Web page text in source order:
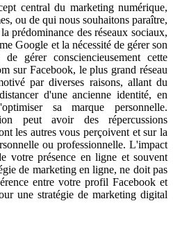
central du marketing numérique,
ou de qui nous souhaitons paraître,
prédominance des réseaux sociaux,
Google et la nécessité de gérer son
gérer consciencieusement cette
sur Facebook, le plus grand réseau
par diverses raisons, allant du
d'une ancienne identité, en
sa marque personnelle.
peut avoir des répercussions
les autres vous perçoivent et sur la
ou professionnelle. L'impact
votre présence en ligne et souvent
de marketing en ligne, ne doit pas
entre votre profil Facebook et
une stratégie de marketing digital